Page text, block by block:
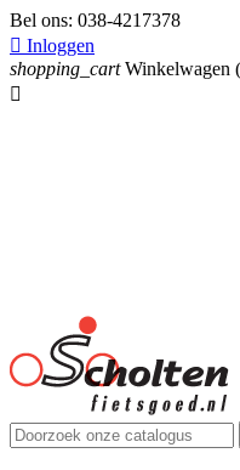
Bel ons: 038-4217378
 Inloggen
shopping_cart Winkelwagen
